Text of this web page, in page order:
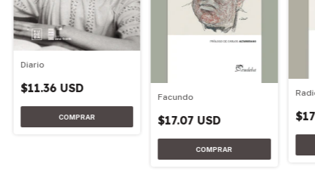
Diario
$11.36 USD
Facundo
$17.07 USD